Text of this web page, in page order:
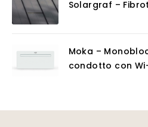
Solargraf –
Moka –
condotto con